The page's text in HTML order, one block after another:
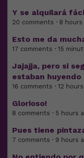
Y se alquilará
20 comments · 8 hours
Esto me da
17 comments · 15
Jajajja, pero si
estaban
16 comments · 12
Glorioso!
8 comments · 5 hours
Pues tiene
7 comments · 9 hours